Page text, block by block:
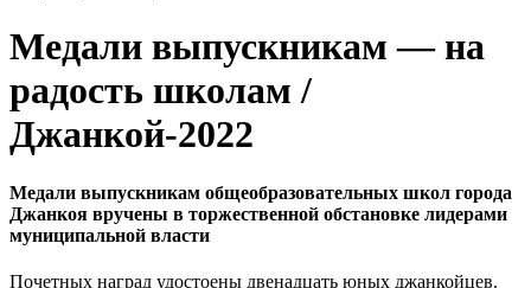
Медали выпускникам — на
радость школам /
Джанкой-2022
Медали выпускникам общеобразовательных школ города
Джанкоя вручены в торжественной обстановке лидерами
муниципальной власти
Почетных наград удостоены двенадцать юных джанкойцев.